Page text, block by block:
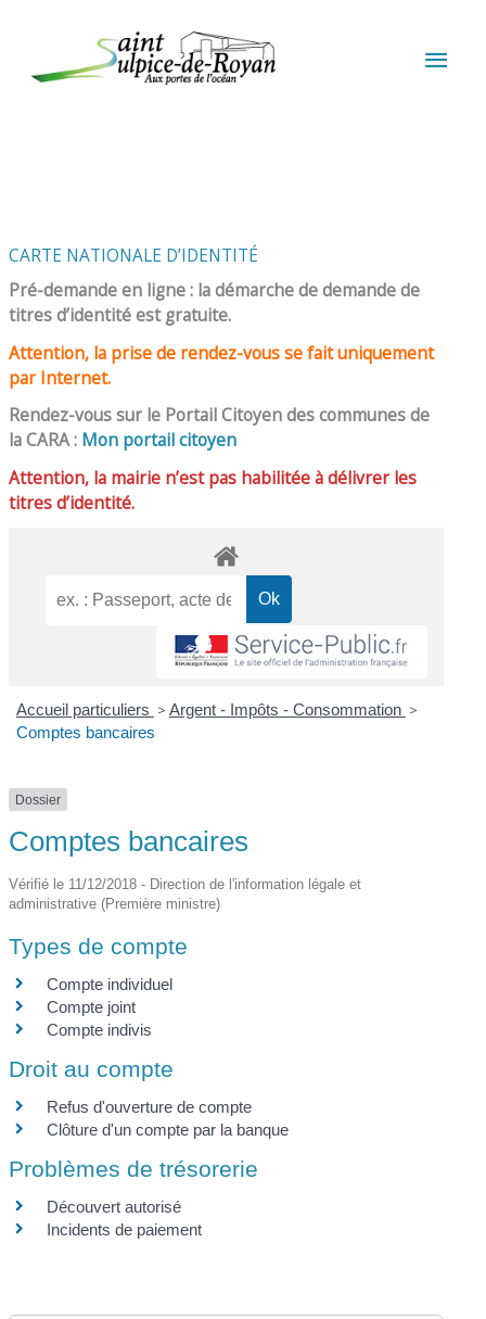
CARTE NATIONALE D’IDENTITÉ
Pré-demande en ligne : la démarche de demande de
titres d’identité est gratuite.
Attention, la prise de rendez-vous se fait uniquement
par Internet.
Rendez-vous sur le Portail Citoyen des communes de
la CARA : Mon portail citoyen
Attention, la mairie n’est pas habilitée à délivrer les
titres d’identité.
Accueil particuliers > Argent - Impôts - Consommation >
Comptes bancaires
Dossier
Comptes bancaires
Vérifié le 11/12/2018 - Direction de l'information légale et
administrative (Première ministre)
Types de compte
Compte individuel
Compte joint
Compte indivis
Droit au compte
Refus d'ouverture de compte
Clôture d'un compte par la banque
Problèmes de trésorerie
Découvert autorisé
Incidents de paiement